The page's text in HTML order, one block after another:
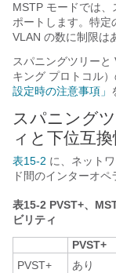
MSTP モードでは
ポートします。特定
VLAN の数に制限は
スパニングツリー
キング プロトコル
設定時の注意事項」
スパニング
ィと下位互換
表15-2 に、ネット
ド間のインターオペ
表15-2 PVST+、
ビリティ
PVST+
PVST+
あり